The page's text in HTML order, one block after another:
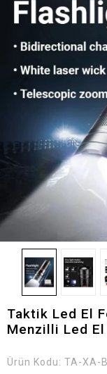
Taktik Led El
Menzilli Led
Ürün Kodu: TA-XA-